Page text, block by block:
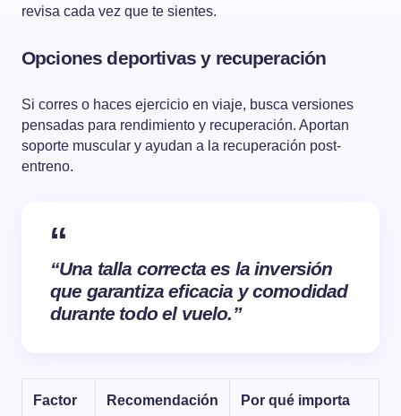
revisa cada vez que te sientes.
Opciones deportivas y recuperación
Si corres o haces ejercicio en viaje, busca versiones
pensadas para rendimiento y recuperación. Aportan
soporte muscular y ayudan a la recuperación post-
entreno.
“Una talla correcta es la inversión
que garantiza eficacia y comodidad
durante todo el vuelo.”
Factor Recomendación Por qué importa